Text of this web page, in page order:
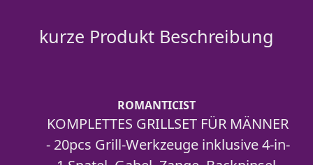
kurze Produkt Beschreibung
ROMANTICIST
KOMPLETTES GRILLSET FÜR MÄNNER
- 20pcs Grill-Werkzeuge inklusive 4-in-